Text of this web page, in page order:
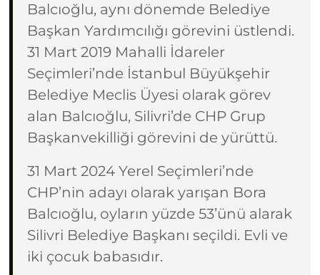
Balcıoğlu, aynı dönemde Belediye
Başkan Yardımcılığı görevini üstlendi.
31 Mart 2019 Mahalli İdareler
Seçimleri’nde İstanbul Büyükşehir
Belediye Meclis Üyesi olarak görev
alan Balcıoğlu, Silivri’de CHP Grup
Başkanvekilliği görevini de yürüttü.
31 Mart 2024 Yerel Seçimleri’nde
CHP’nin adayı olarak yarışan Bora
Balcıoğlu, oyların yüzde 53’ünü alarak
Silivri Belediye Başkanı seçildi. Evli ve
iki çocuk babasıdır.